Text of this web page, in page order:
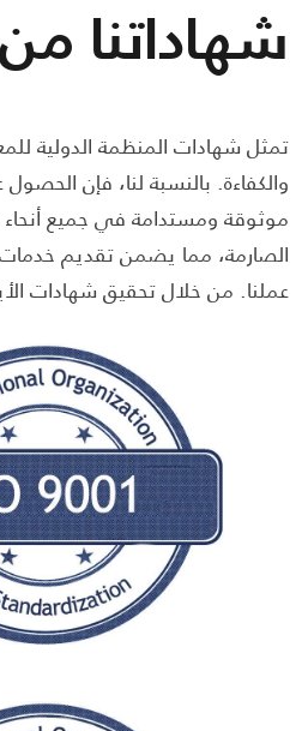
شهاداتنا
تمثل شهادات المنظمة الدولية
والكفاءة. بالنسبة لنا، فإن
موثوقة ومستدامة في جميع أنحاء
الصارمة، مما يضمن تقديم
عملنا. من خلال تحقيق شهادات